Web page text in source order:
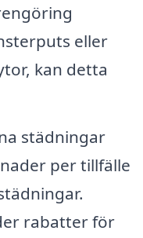
eller
kan detta
städningar
per tillfälle
rabatter för